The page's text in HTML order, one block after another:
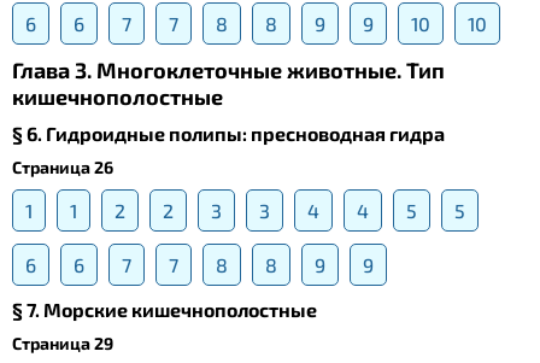
6 6 7 7 8 8 9 9 10 10
Глава 3. Многоклеточные животные. Тип
кишечнополостные
§ 6. Гидроидные полипы: пресноводная гидра
Страница 26
1 1 2 2 3 3 4 4 5 5
6 6 7 7 8 8 9
9
§ 7. Морские кишечнополостные
Страница 29